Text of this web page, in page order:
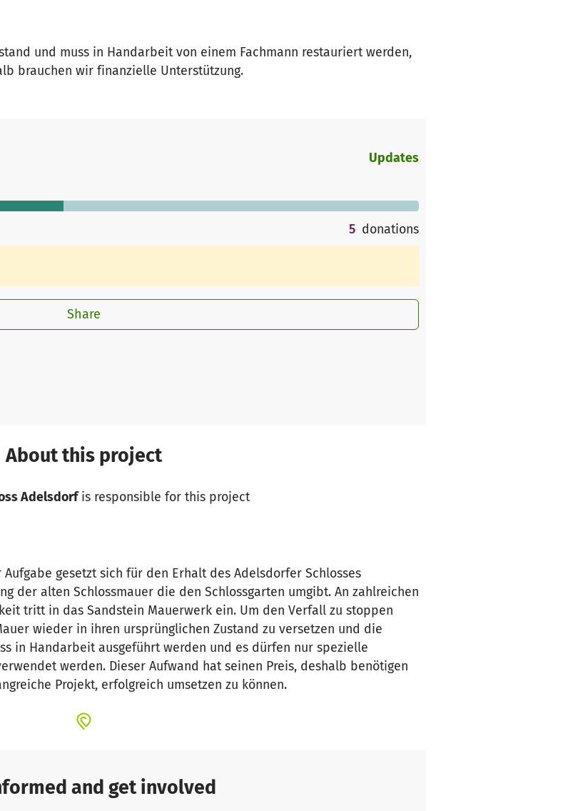
und muss in Handarbeit von einem Fachmann restauriert werden,
brauchen wir finanzielle Unterstützung.
Updates
5 donations
Share
About this project
Adelsdorfis responsible for this project
gesetzt sich für den Erhalt des Adelsdorfer Schlosses
der alten Schlossmauer die den Schlossgarten umgibt. An zahlreichen
tritt in das Sandstein Mauerwerk ein. Um den Verfall zu stoppen
wieder in ihren ursprünglichen Zustand zu versetzen und die
in Handarbeit ausgeführt werden und es dürfen nur spezielle
werden. Dieser Aufwand hat seinen Preis, deshalb benötigen
Projekt, erfolgreich umsetzen zu können.
and get involved